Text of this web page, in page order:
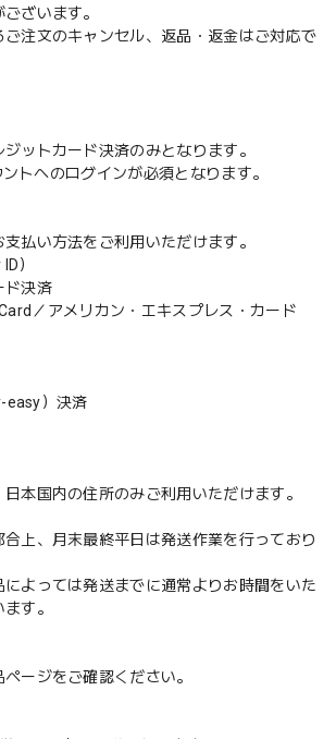
ざいます。
ご注文のキャンセル、返品・返金はご対応で
ジットカード決済のみとなります。
ントへのログインが必須となります。
支払い方法をご利用いただけます。
）
決済
／アメリカン・エキスプレス・カード
）決済
日本国内の住所のみご利用いただけます。
上、月末最終平日は発送作業を行っており
よっては発送までに通常よりお時間をいた
す。
ージをご確認ください。